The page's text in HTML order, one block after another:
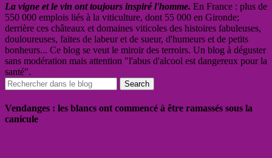
La vigne et le vin ont toujours inspiré l'homme. En France : plus de
550 000 emplois liés à la viticulture, dont 55 000 en Gironde;
derrière ces châteaux et domaines viticoles des histoires fabuleuses,
douloureuses, faites de labeur et de sueur, d'humeurs et de petits
bonheurs... Ce blog se veut le miroir des terroirs. Un blog à déguster
sans modération mais attention "l'abus d'alcool est dangereux pour la
santé".
Vendanges : les blancs ont commencé à être ramassés sous la
canicule